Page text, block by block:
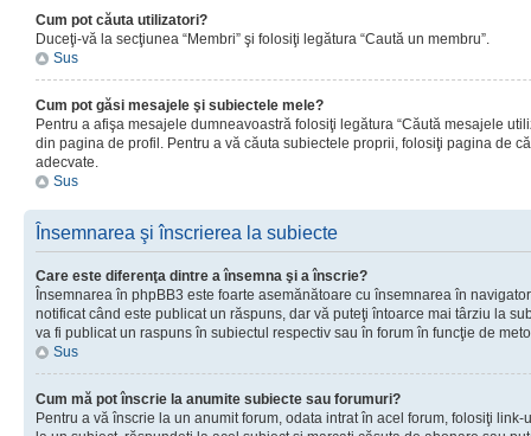
Cum pot căuta utilizatori?
Duceţi-vă la secţiunea “Membri” şi folosiţi legătura “Caută un membru”.
Sus
Cum pot găsi mesajele şi subiectele mele?
Pentru a afişa mesajele dumneavoastră folosiţi legătura “Căută mesajele
din pagina de profil. Pentru a vă căuta subiectele proprii, folosiţi pagina de
adecvate.
Sus
Însemnarea şi înscrierea la subiecte
Care este diferenţa dintre a însemna şi a înscrie?
Însemnarea în phpBB3 este foarte asemănătoare cu însemnarea în
notificat când este publicat un răspuns, dar vă puteţi întoarce mai târziu la
va fi publicat un raspuns în subiectul respectiv sau în forum în funcţie de
Sus
Cum mă pot înscrie la anumite subiecte sau forumuri?
Pentru a vă înscrie la un anumit forum, odata intrat în acel forum, folosiţi